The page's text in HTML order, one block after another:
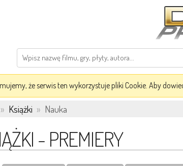
że serwis ten wykorzystuje pliki Cookie. Aby
» Książki » Nauka
- PREMIERY